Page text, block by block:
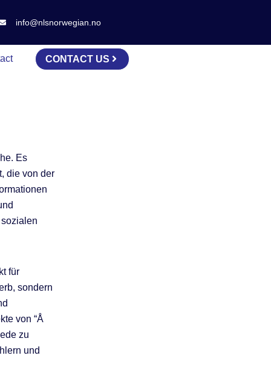
info@nlsnorwegian.no
CONTACT US
Es
die von der
für
sondern
von “Å
zu
und